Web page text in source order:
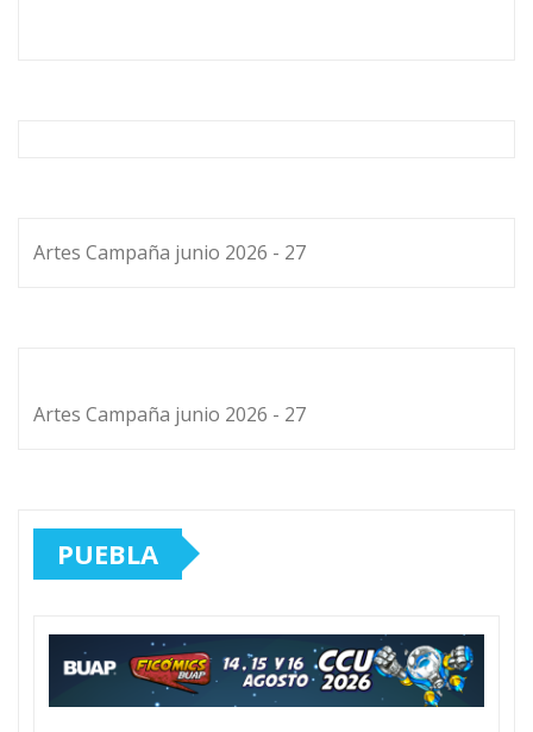
Artes Campaña junio 2026 - 27
Artes Campaña junio 2026 - 27
PUEBLA